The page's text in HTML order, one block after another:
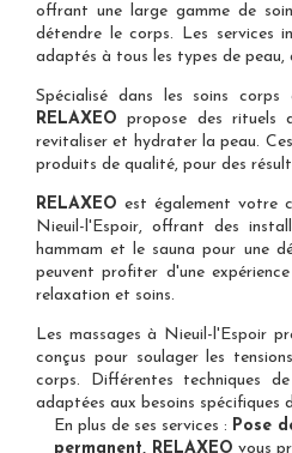
offrant une large gamme de
détendre le corps. Les services
adaptés à tous les types de peau,
Spécialisé dans les soins corps
RELAXEO propose des rituels
revitaliser et hydrater la peau.
produits de qualité, pour des
RELAXEO est également votre
Nieuil-l'Espoir, offrant des
hammam et le sauna pour une
peuvent profiter d'une
relaxation et soins.
Les massages à Nieuil-l'Espoir
conçus pour soulager les
corps. Différentes techniques
adaptées aux besoins spécifiques
En plus de ses services : Pose
permanent, RELAXEO vous